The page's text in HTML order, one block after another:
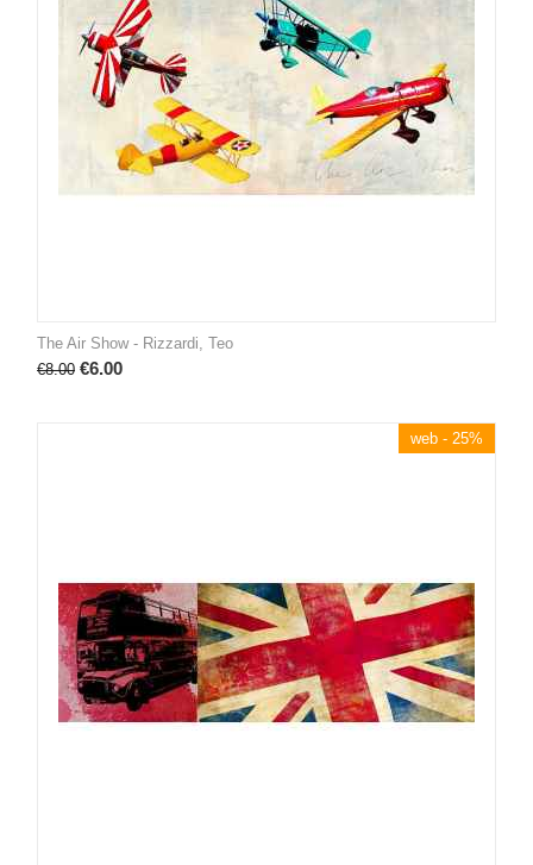
The Air Show - Rizzardi, Teo
€8.00 €6.00
web - 25%